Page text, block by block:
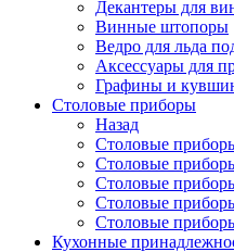
Декантеры для
Винные штопоры
Ведро для льда
Аксессуары для
Графины и
Столовые приборы
Назад
Столовые
Столовые
Столовые
Столовые
Столовые
Кухонные